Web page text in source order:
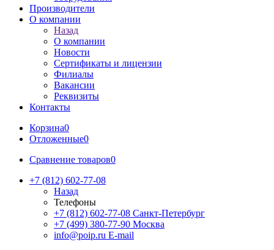
Производители
О компании
Назад
О компании
Новости
Сертификаты и лицензии
Филиалы
Вакансии
Реквизиты
Контакты
Корзина0
Отложенные0
Сравнение товаров0
+7 (812) 602-77-08
Назад
Телефоны
+7 (812) 602-77-08 Санкт-Петербург
+7 (499) 380-77-90 Москва
info@poip.ru E-mail